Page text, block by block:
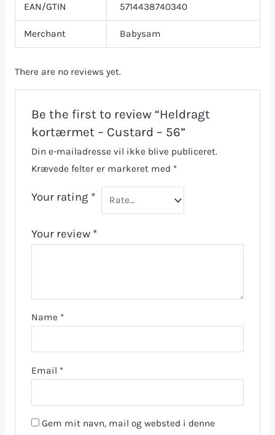
EAN/GTIN 5714438740340
Merchant Babysam
There are no reviews yet.
Be the first to review “Heldragt
kortærmet – Custard – 56”
Din e-mailadresse vil ikke blive publiceret.
Krævede felter er markeret med *
Your rating *
Your review *
Name *
Email *
Gem mit navn, mail og websted i denne